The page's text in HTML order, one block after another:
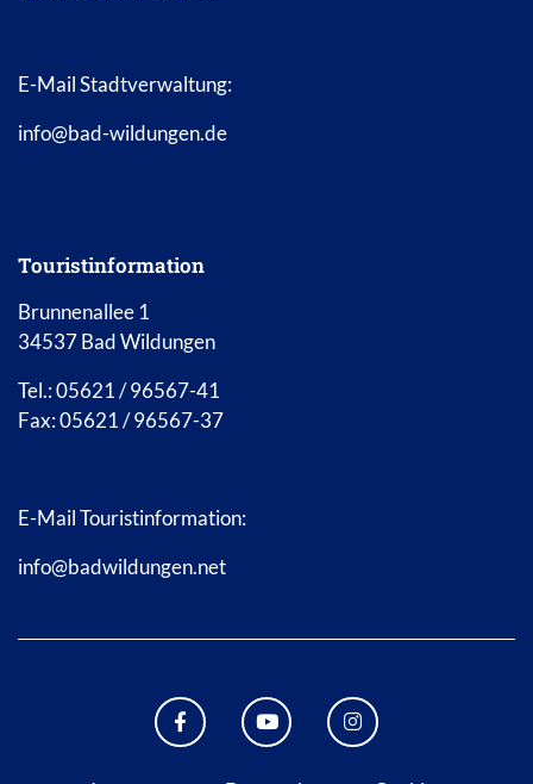
E-Mail Stadtverwaltung:
info@bad-wildungen.de
Touristinformation
Brunnenallee 1
34537 Bad Wildungen
Tel.: 05621 / 96567-41
Fax: 05621 / 96567-37
E-Mail Touristinformation:
info@badwildungen.net
FACEBOOK BAD WILDUNGEN
YOUTUBE KANAL STADT
INSTAGRAM